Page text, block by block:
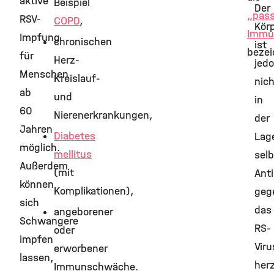
RSV-
Impfung
für
Menschen
ab
60
Jahren
möglich.
Außerdem
können
sich
Schwangere
impfen
lassen,
COPD,
chronischen
Herz-
Kreislauf-
und
Nierenerkrankungen,
Diabetes
mellitus
(mit
Komplikationen),
angeborener
oder
erworbener
Immunschwäche.
Der
ist
in
der
das
RS-